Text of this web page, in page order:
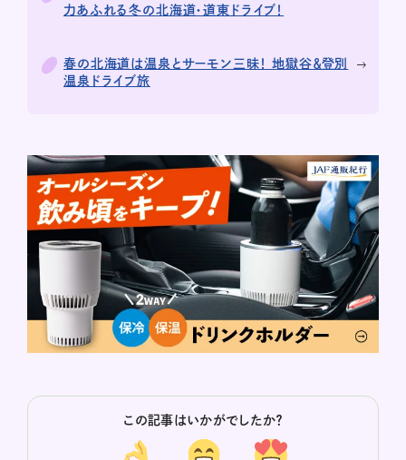
力あふれる冬の北海道・道東ドライブ！
春の北海道は温泉とサーモン三昧！ 地獄谷＆登別
温泉ドライブ旅
この記事はいかがでしたか？